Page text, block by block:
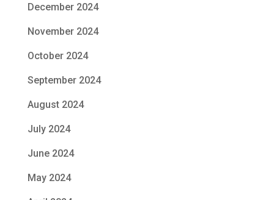
December 2024
November 2024
October 2024
September 2024
August 2024
July 2024
June 2024
May 2024